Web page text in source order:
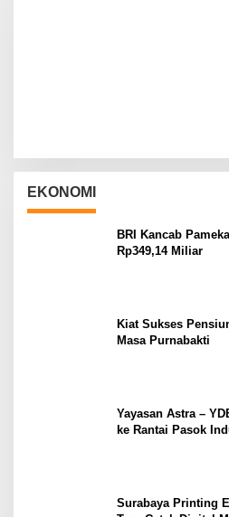
EKONOMI
BRI Kancab
Rp349,14 Miliar
Kiat Sukses
Masa Purnabakti
Yayasan Astra –
ke Rantai Pasok
Surabaya Printing